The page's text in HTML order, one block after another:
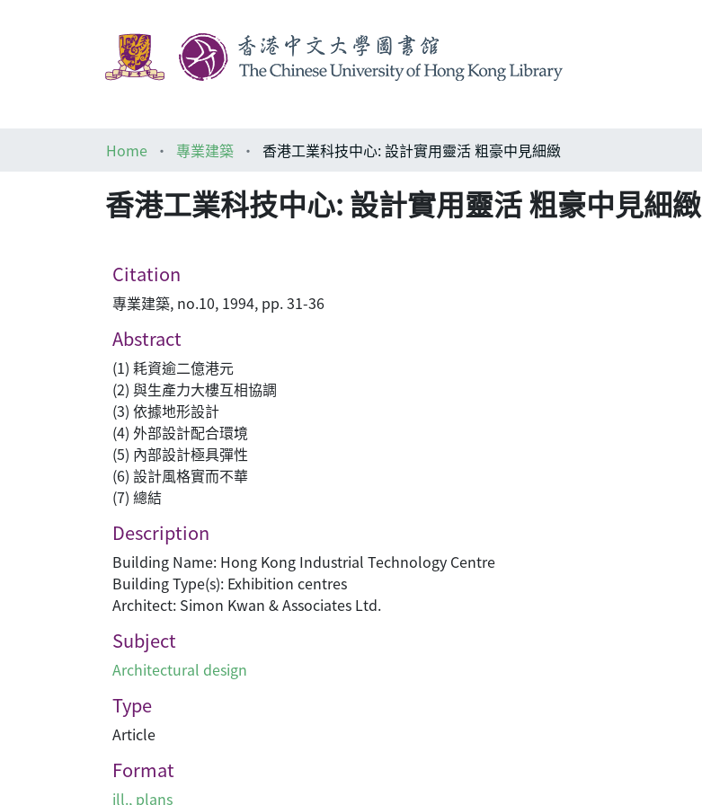
Home
專業建築 香港工業科技中心: 設計實用靈活 粗豪中見細緻
香港工業科技中心: 設計實用靈活 粗豪中見細緻
Citation
專業建築, no.10, 1994, pp. 31-36
Abstract
(1) 耗資逾二億港元
(2) 與生產力大樓互相協調
(3) 依據地形設計
(4) 外部設計配合環境
(5) 內部設計極具彈性
(6) 設計風格實而不華
(7) 總結
Description
Building Name: Hong Kong Industrial Technology Centre
Building Type(s): Exhibition centres
Architect: Simon Kwan & Associates Ltd.
Subject
Architectural design
Type
Article
Format
ill., plans